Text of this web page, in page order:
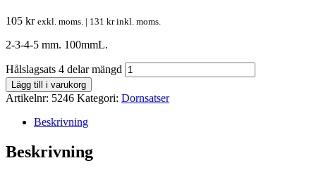
105 kr exkl. moms. | 131 krinkl. moms.
2-3-4-5 mm. 100mmL.
Hålslagsats 4 delar mängd
Lägg till i varukorg
Artikelnr: 5246 Kategori: Dornsatser
Beskrivning
Beskrivning